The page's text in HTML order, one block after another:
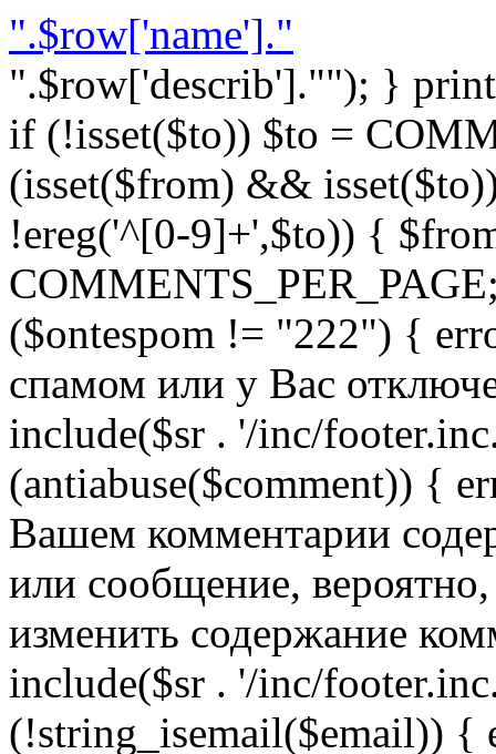
".$row['name']."
".$row['describ'].""); }
if (!isset($to)) $to =
(isset($from) &&
!ereg('^[0-9]+',$to)) {
($ontespom != "222") {
спамом или у Вас
include($sr . '/inc/
(antiabuse($comment)) {
Вашем комментарии
или сообщение,
изменить содержание
include($sr . '/inc/
(!string_isemail($email)) {